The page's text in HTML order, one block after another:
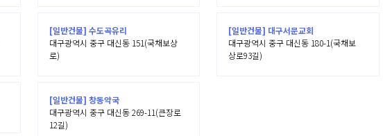
[일반건물] 수도곡유리
대구광역시 중구 대신동 151(국채보상
로)
[일반건물] 대구서문교회
대구광역시 중구 대신동 180-1(국채보
상로93길)
[일반건물] 창동약국
대구광역시 중구 대신동 269-11(큰장로
12길)